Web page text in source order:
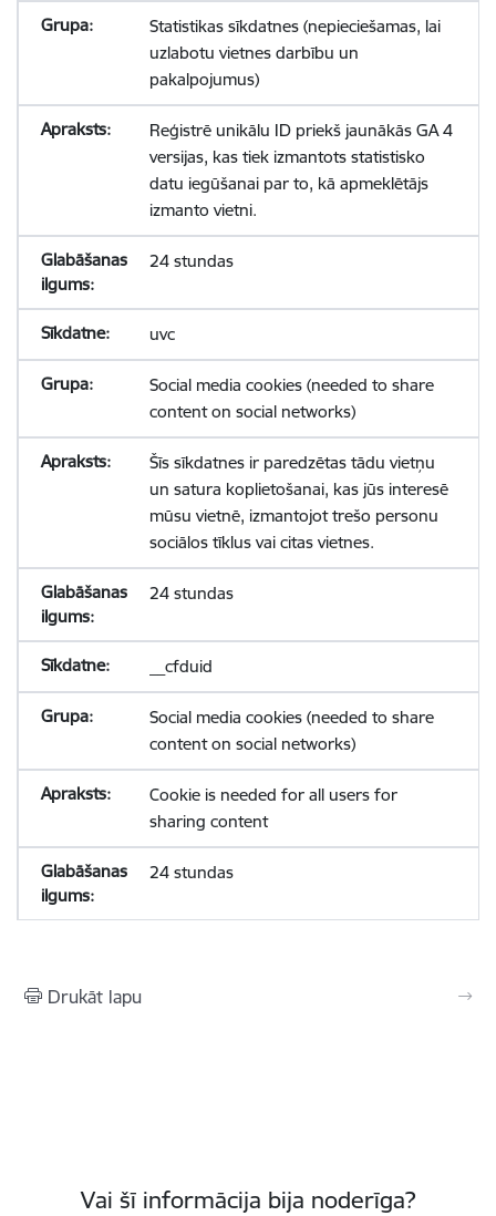
Statistikas sīkdatnes (nepieciešamas, lai
uzlabotu vietnes darbību un
pakalpojumus)
Reģistrē unikālu ID priekš jaunākās GA 4
versijas, kas tiek izmantots statistisko
datu iegūšanai par to, kā apmeklētājs
izmanto vietni.
24 stundas
uvc
Social media cookies (needed to share
content on social networks)
Šīs sīkdatnes ir paredzētas tādu vietņu
un satura koplietošanai, kas jūs interesē
mūsu vietnē, izmantojot trešo personu
sociālos tīklus vai citas vietnes.
24 stundas
__cfduid
Social media cookies (needed to share
content on social networks)
Cookie is needed for all users for
sharing content
24 stundas
Drukāt lapu
Vai šī informācija bija noderīga?